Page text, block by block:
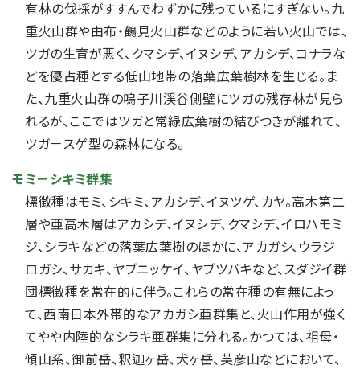
有林の伐採がすすんでわずかに残っているにすぎない。九
重火山群や由布・鶴見火山群などのように若い火山では、
ツガの生育が悪く、クマシデ、イヌシデ、アカシデ、コナラな
どを優占種とする低山地帯の落葉広葉樹林を生じる。ま
た、九重火山群の鳴子川渓谷側壁にツガの残存林が見ら
れるが、ここではツガと常緑広葉樹の結びつきが離れて、
ツガ－スゲ型の森林になる。
モミ－シキミ群集
標徴種はモミ、シキミ、アカシデ、イヌツゲ、カヤ。高木第二
層や亜高木層はアカシデ、イヌシデ、クマシデ、イロハモミ
ジ、シラキなどの落葉広葉樹のほかに、アカガシ、ウラジ
ロガシ、サカキ、ヤブニッケイ、ヤブツバキなど、スダジイ群
団標徴種を常在的に伴う。これらの常在種の有無によっ
て、西南日本外帯的なアカガシ亜群集と、火山作用が強く
てやや内陸的なシラキ亜群集に分れる。かつては、祖母・
傾山系、御前岳、釈迦ヶ岳、犬ヶ岳、英彦山などにおいて、